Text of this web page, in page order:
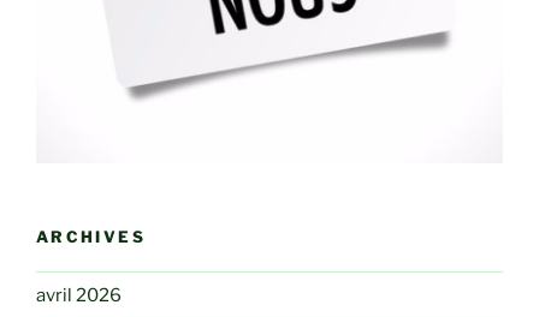
ARCHIVES
avril 2026